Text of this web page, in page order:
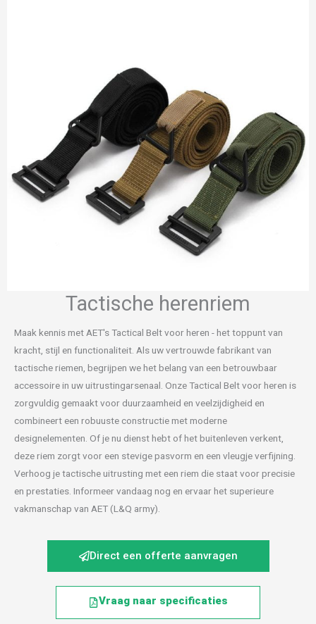
Tactische herenriem
Maak kennis met AET's Tactical Belt voor heren - het toppunt van
kracht, stijl en functionaliteit. Als uw vertrouwde fabrikant van
tactische riemen, begrijpen we het belang van een betrouwbaar
accessoire in uw uitrustingarsenaal. Onze Tactical Belt voor heren is
zorgvuldig gemaakt voor duurzaamheid en veelzijdigheid en
combineert een robuuste constructie met moderne
designelementen. Of je nu dienst hebt of het buitenleven verkent,
deze riem zorgt voor een stevige pasvorm en een vleugje verfijning.
Verhoog je tactische uitrusting met een riem die staat voor precisie
en prestaties. Informeer vandaag nog en ervaar het superieure
vakmanschap van AET (L&Q army).
Direct een offerte aanvragen
Vraag naar specificaties